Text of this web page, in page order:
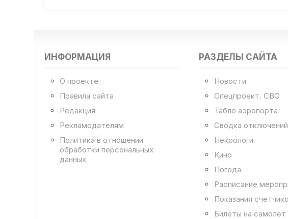
ИНФОРМАЦИЯ
О проекте
Правила сайта
Редакция
Рекламодателям
Политика в отношении
обработки персональных
данных
РАЗДЕЛЫ САЙТА
Новости
Спецпроект. СВО
Табло аэропорта
Сводка отключений
Некрологи
Кино
Погода
Расписание
Показания
Билеты на самолет